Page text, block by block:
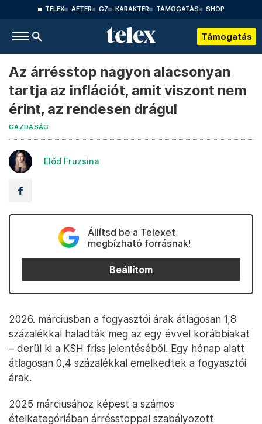
TELEX AFTER G7 KARAKTER TÁMOGATÁS SHOP
Támogatás
Az árrésstop nagyon alacsonyan
tartja az inflációt, amit viszont nem
érint, az rendesen drágul
GAZDASÁG
Előd Fruzsina
Állítsd be a Telexet
megbízható forrásnak!
Beállítom
2026. márciusban a fogyasztói árak átlagosan 1,8
százalékkal haladták meg az egy évvel korábbiakat
– derül ki a KSH friss jelentéséből. Egy hónap alatt
átlagosan 0,4 százalékkal emelkedtek a fogyasztói
árak.
2025 márciusához képest a számos
ételkategóriában árrésstoppal szabályozott